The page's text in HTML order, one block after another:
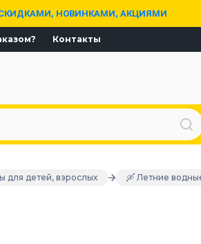
НОВИНКАМИ, АКЦИЯМИ
Контакты
для детей, взрослых 🛶 Летние